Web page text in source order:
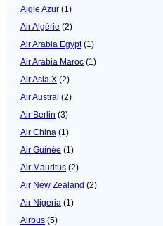
Aigle Azur (1)
Air Algérie (2)
Air Arabia Egypt(1)
Air Arabia Maroc (1)
Air Asia X (2)
Air Austral (2)
Air Berlin (3)
Air China (1)
Air Guinée (1)
Air Mauritus (2)
Air New Zealand (2)
Air Nigeria (1)
Airbus (5)